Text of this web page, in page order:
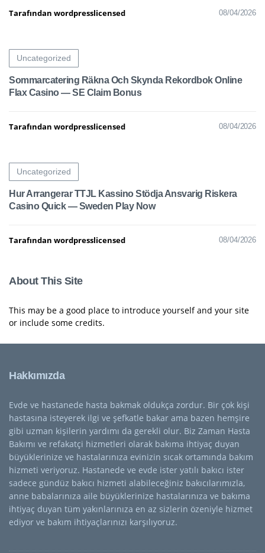
Tarafından wordpresslicensed 08/04/2026
Uncategorized
Sommarcatering Räkna Och Skynda Rekordbok Online
Flax Casino — SE Claim Bonus
Tarafından wordpresslicensed 08/04/2026
Uncategorized
Hur Arrangerar TTJL Kassino Stödja Ansvarig Riskera
Casino Quick — Sweden Play Now
Tarafından wordpresslicensed 08/04/2026
About This Site
This may be a good place to introduce yourself and your site
or include some credits.
Hakkımızda
Evde ve hastanede hasta bakmak oldukça zordur. Bir çok kişi
hastasına isteyerek ilgi ve şefkatle bakar ama bazen hemşire
gibi uzman kişilerin yardımı da gerekli olur. Biz Zaman Hasta
Bakımı ve refakatçi hizmetleri olarak bakıma ihtiyaç duyan
büyüklerinize ve hastalarınıza evinizin sıcak ortamında bakım
hizmeti veriyoruz. Hastanede ve evde ister yatılı bakıcı ister
sadece gündüz bakıcı hizmeti alabileceğiniz bakıcılarımızla,
anne babalarınıza aile büyüklerinize hastalarınıza ve bakıma
ihtiyaç duyan tüm yakınlarınıza en az sizlerin özeniyle hizmet
ediyor ve bakım ihtiyaçlarınızı karşılıyoruz.